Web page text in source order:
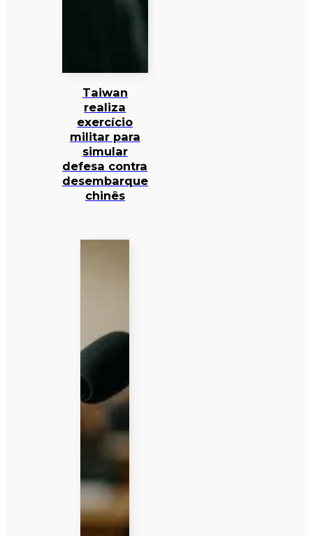
Taiwan
realiza
exercício
militar para
simular
defesa contra
desembarque
chinês